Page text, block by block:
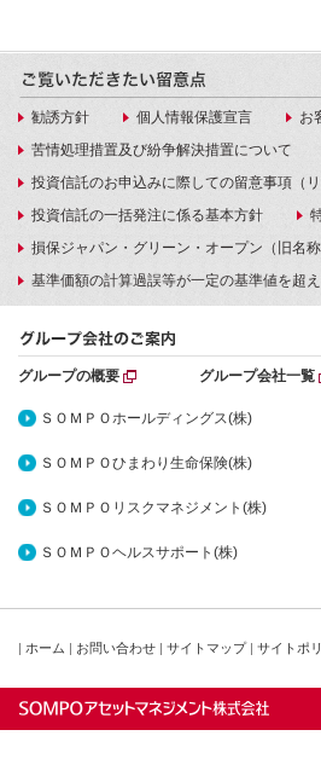
勧誘方針 個人情報保護宣言
お
苦情処理措置及び紛争解決措置について
投資信託のお申込みに際しての留意事項（リ
投資信託の一括発注に係る基本方針
損保ジャパン・グリーン・オープン（旧名
基準価額の計算過誤等が一定の基準値を超
グループの概要 グループ会社一覧
ＳＯＭＰＯホールディングス(株)
ＳＯＭＰＯひまわり生命保険(株)
ＳＯＭＰＯリスクマネジメント(株)
ＳＯＭＰＯヘルスサポート(株)
ホーム お問い合わせ サイトマップ サイトポ